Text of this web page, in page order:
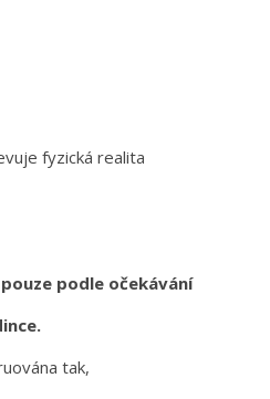
fyzická realita
podle očekávání
tak,